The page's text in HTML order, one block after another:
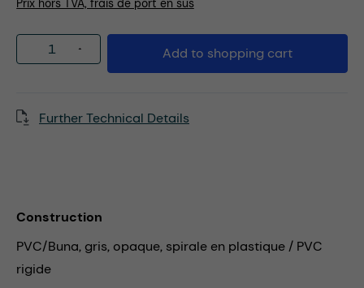
Prix hors TVA, frais de port en sus
Product Quantity: Enter the desired
Add to shopping cart
Further Technical Details
Construction
PVC/Buna, gris, opaque, spirale en plastique / PVC
rigide